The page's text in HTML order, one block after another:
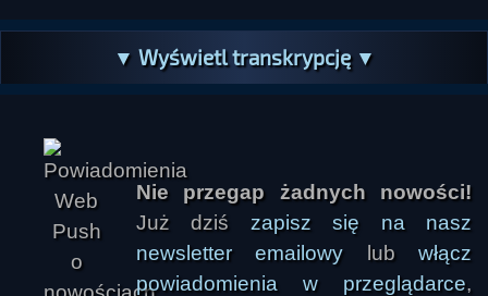
▼ Wyświetl transkrypcję ▼
Nie przegap żadnych nowości!
Już dziś zapisz się na nasz
newsletter emailowy lubwłącz
powiadomienia w przeglądarce,